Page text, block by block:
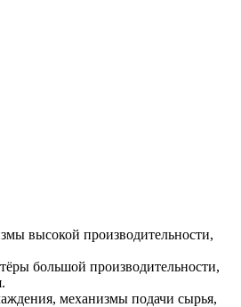
высокой производительности,
большой производительности,
механизмы подачи сырья,